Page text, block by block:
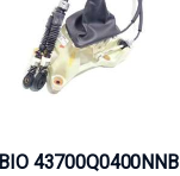
43700Q0400NNB